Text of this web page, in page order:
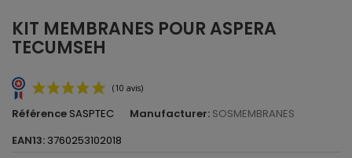
KIT MEMBRANES POUR ASPERA
TECUMSEH
Référence SASPTEC Manufacturer: SOSMEMBRANES
EAN13: 3760253102018